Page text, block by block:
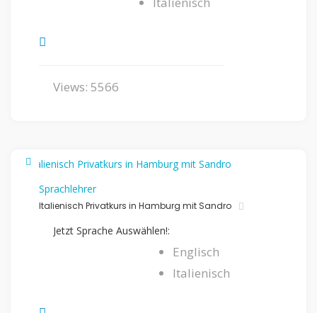
Views: 5566
Sprachlehrer
Italienisch Privatkurs in Hamburg mit Sandro
Jetzt Sprache Auswählen!:
Englisch
Italienisch